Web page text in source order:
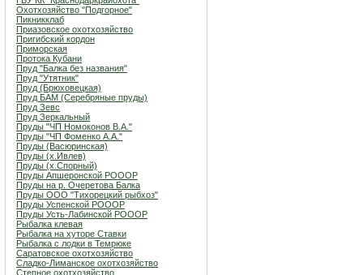
Охотхозяйство "Подгорное"
Пикникклаб
Приазовское охотхозяйство
Пригибский кордон
Приморская
Протока Кубани
Пруд "Балка без названия"
Пруд "Утятник"
Пруд (Брюховецкая)
Пруд БАМ (Серебряные пруды)
Пруд Зевс
Пруд Зеркальный
Пруды "ЧП Номоконов В.А."
Пруды "ЧП Фоменко А.А."
Пруды (Васюринская)
Пруды (х.Ивлев)
Пруды (х.Спорный)
Пруды Апшеронской РОООР
Пруды на р. Очеретова Балка
Пруды ООО "Тихорецкий рыбхоз"
Пруды Успенской РОООР
Пруды Усть-Лабинской РОООР
Рыбалка клевая
Рыбалка на хуторе Ставки
Рыбалка с лодки в Темрюке
Саратовское охотхозяйство
Сладко-Лиманское охотхозяйство
Степное охотхозяйство